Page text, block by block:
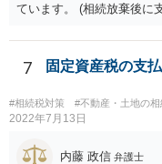
ています。 (相続放棄後に
述の手続ということだと
いということではなく、
る程度の金額に留まると
に葬儀費用を支出する経済
ば相続財産から支出して
7 固定資産税の支
#相続税対策 #不動産・土地の相
2022年7月13日
内藤 政信 弁護士